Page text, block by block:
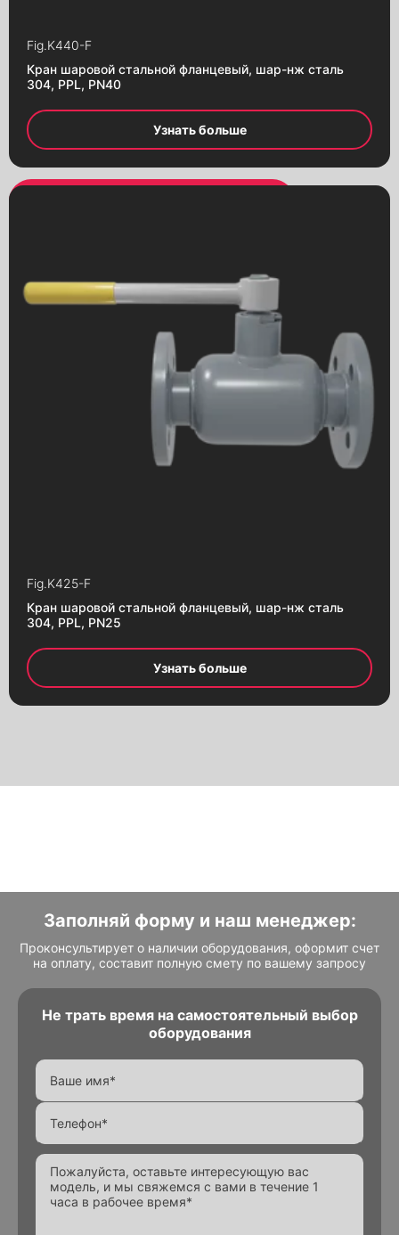
Fig.K440-F
Кран шаровой стальной фланцевый, шар-нж сталь
304, PPL, PN40
Узнать больше
Fig.K425-F
Кран шаровой стальной фланцевый, шар-нж сталь
304, PPL, PN25
Узнать больше
Заполняй форму и наш менеджер:
Проконсультирует о наличии оборудования, оформит счет
на оплату, составит полную смету по вашему запросу
Не трать время на самостоятельный выбор
оборудования